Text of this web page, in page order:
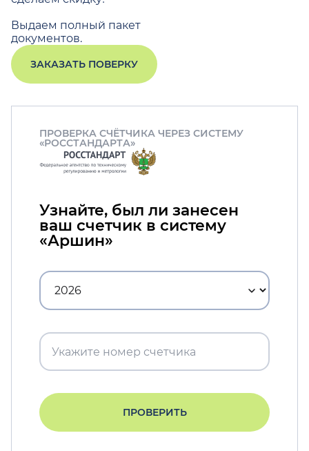
Выдаем полный пакет
документов.
ЗАКАЗАТЬ ПОВЕРКУ
ПРОВЕРКА СЧЁТЧИКА ЧЕРЕЗ СИСТЕМУ
«РОССТАНДАРТА»
Узнайте, был ли занесен
ваш счетчик в систему
«Аршин»
ПРОВЕРИТЬ